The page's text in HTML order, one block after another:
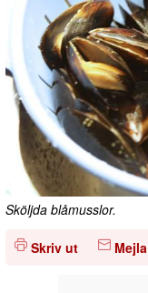
Sköljda blåmusslor.
Skriv ut Mejla